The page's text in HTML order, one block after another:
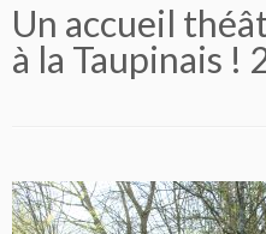
content
Un accueil
à la Taupinais !